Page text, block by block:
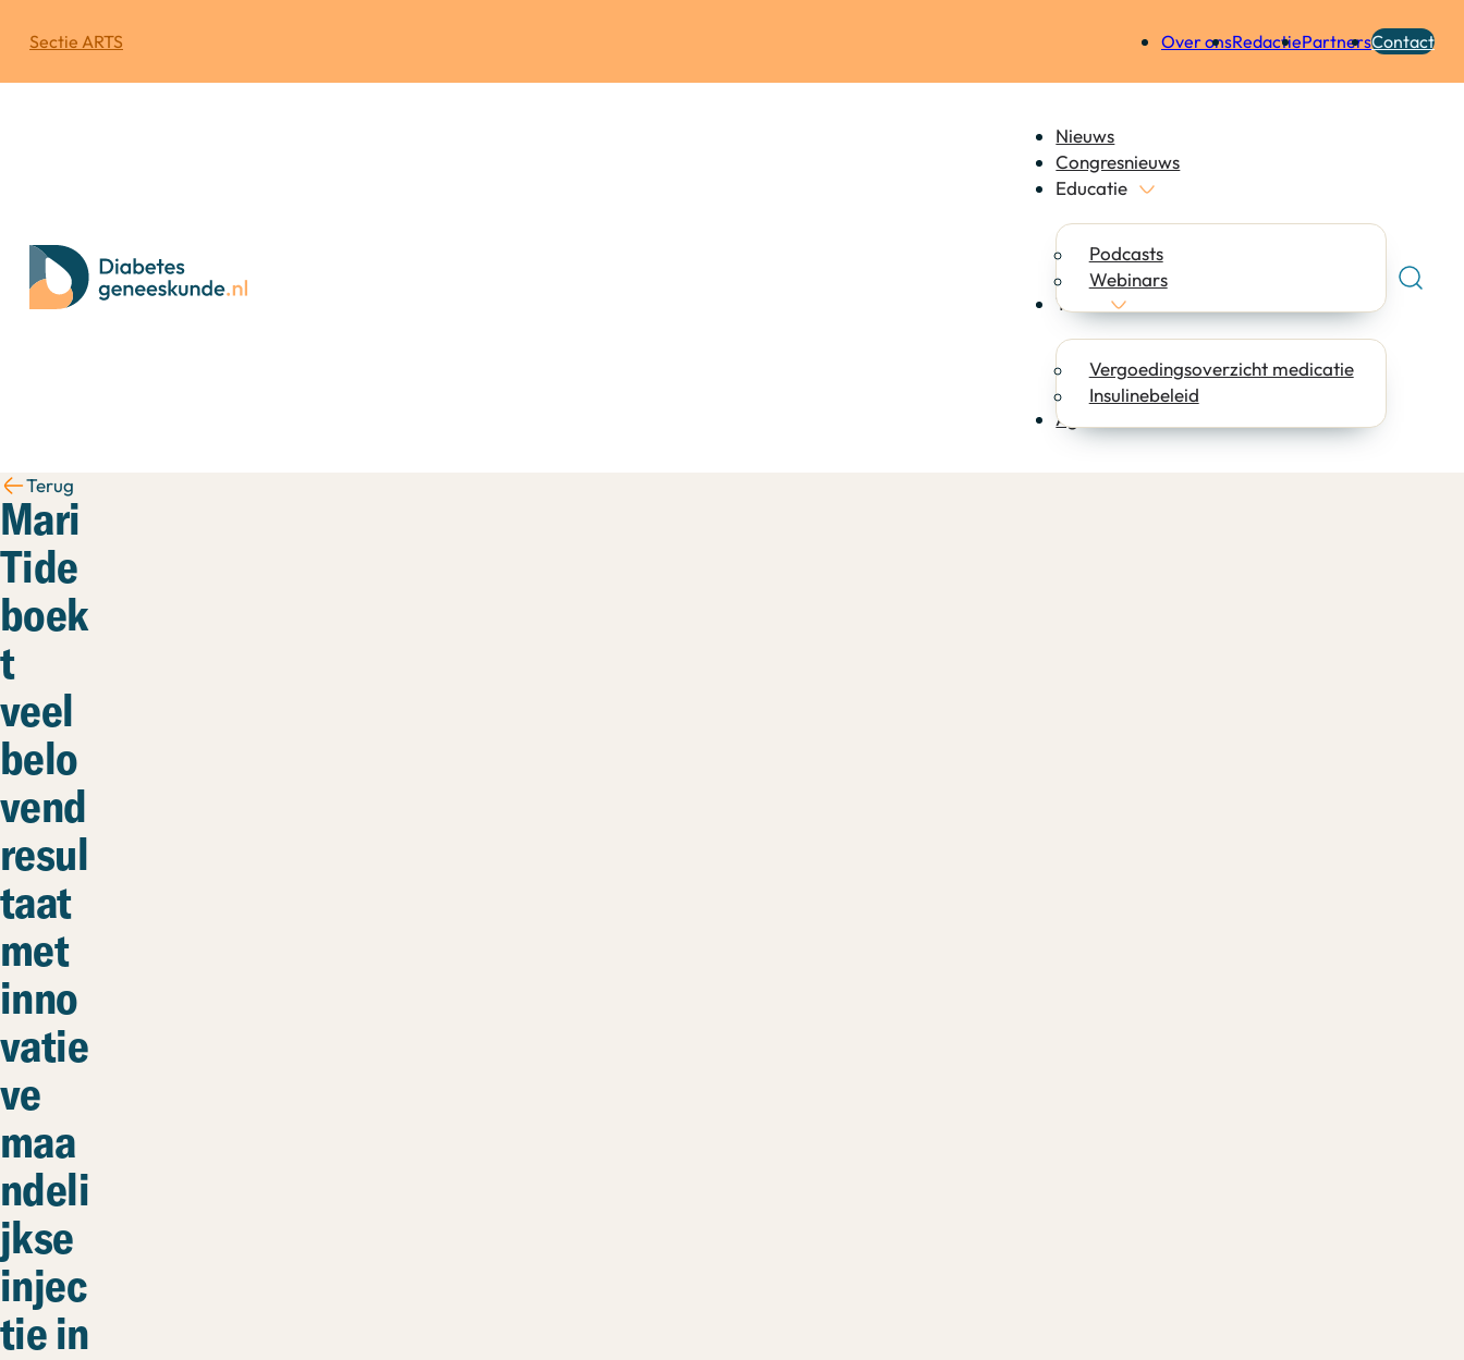
Sectie ARTS Over onsRedactiePartnersContact
Nieuws
Congresnieuws
Educatie
Podcasts
Webinars
Tools
Vergoedingsoverzicht medicatie
Insulinebeleid
Agenda
Terug
Mari
Tide
boek
t
veel
belo
vend
resul
taat
met
inno
vatie
ve
maa
ndeli
jkse
injec
tie in